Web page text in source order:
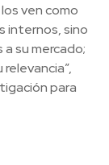
ven como
internos, sino
su mercado;
para